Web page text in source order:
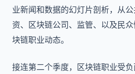
业新闻和数据的幻灯片剖析，从
资、区块链公司、监管、以及民
块链职业动态。
接连第二个季度，区块链职业受